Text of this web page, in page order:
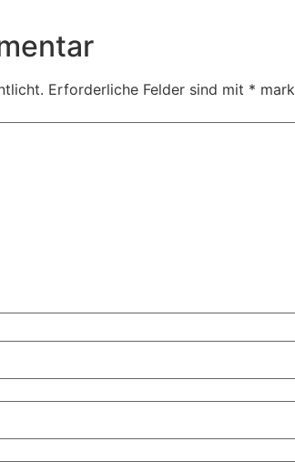
Erforderliche Felder sind mit *